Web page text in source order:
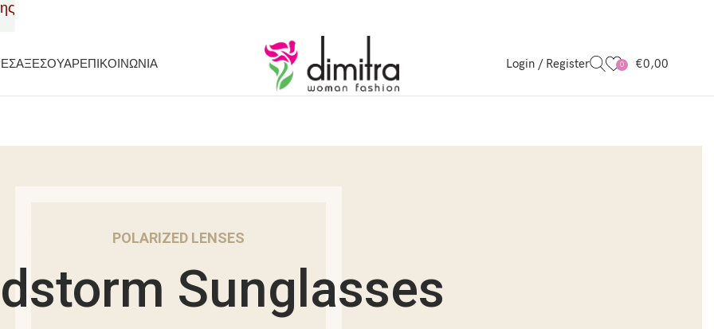
ΑΞΕΣΟΥΑΡΕΠΙΚΟΙΝΩΝΙΑ Login / Register 0 €0,00
POLARIZED LENSES
Sunglasses